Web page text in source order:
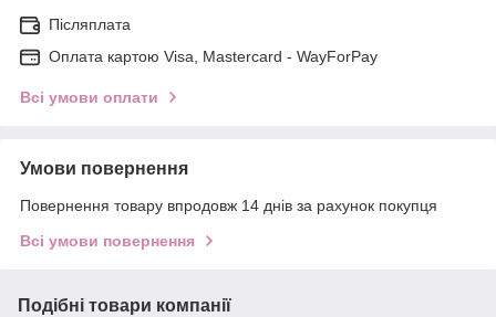
Післяплата
Оплата картою Visa, Mastercard - WayForPay
Всі умови оплати
Умови повернення
Повернення товару впродовж 14 днів за рахунок покупця
Всі умови повернення
Подібні товари компанії